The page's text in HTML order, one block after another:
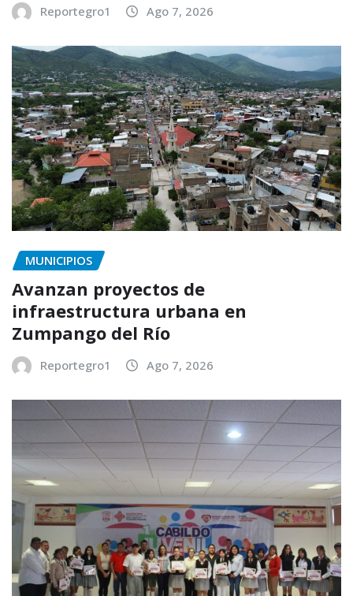
Reportegro1 Ago 7, 2026
MUNICIPIOS
Avanzan proyectos de
infraestructura urbana en
Zumpango del Río
Reportegro1 Ago 7, 2026